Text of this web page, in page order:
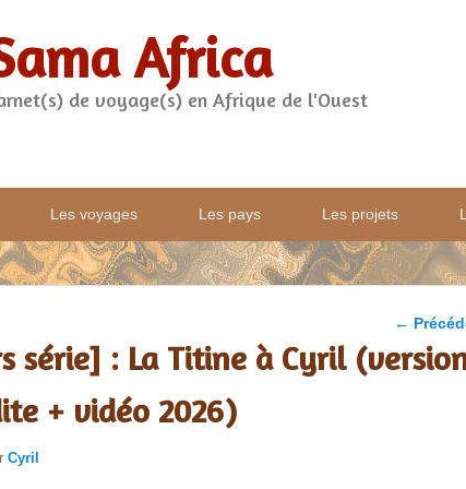
Africa
de voyage(s) en Afrique de l'Ouest
Les voyages Les pays Les projets
←
série] : La Titine à Cyril
+ vidéo 2026)
Cyril